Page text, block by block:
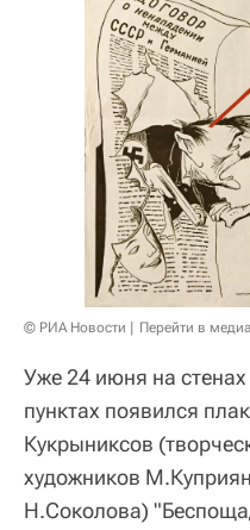
© РИА Новости Перейти в
Уже 24 июня на
пунктах появился
Кукрыниксов
художников
Н.Соколова)